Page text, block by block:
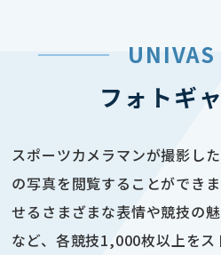
UNIVAS
フォトギ
スポーツカメラマンが撮影し
の写真を閲覧することができ
せるさまざまな表情や競技の
など、各競技1,000枚以上をス